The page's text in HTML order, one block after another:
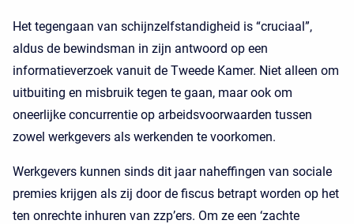
Het tegengaan van schijnzelfstandigheid is “cruciaal”,
aldus de bewindsman in zijn antwoord op een
informatieverzoek vanuit de Tweede Kamer. Niet alleen om
uitbuiting en misbruik tegen te gaan, maar ook om
oneerlijke concurrentie op arbeidsvoorwaarden tussen
zowel werkgevers als werkenden te voorkomen.
Werkgevers kunnen sinds dit jaar naheffingen van sociale
premies krijgen als zij door de fiscus betrapt worden op het
ten onrechte inhuren van zzp’ers. Om ze een ‘zachte